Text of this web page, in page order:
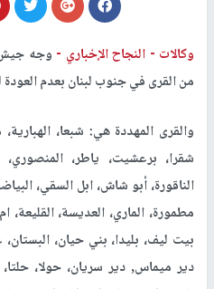
وكالات - النجاح الإخباري - وجه جيش
من القرى في جنوب لبنان بعدم
والقرى المهددة هي: شبعا،
شقرا، برعشيت، ياطر، المنصوري،
الناقورة، أبو شاش، ابل السقي،
مطمورة، الماري، العديسة،
بيت ليف، بليدا، بني حيان،
دير ميماس, دير سريان، حولا،